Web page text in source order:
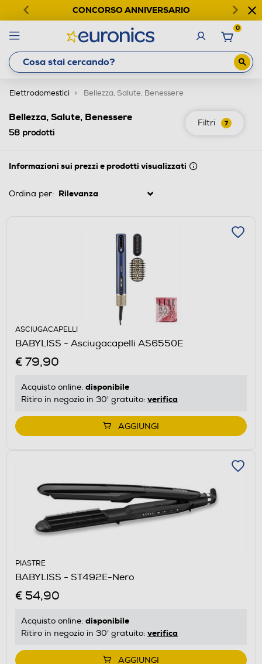
CONCORSO ANNIVERSARIO
0
Elettrodomestici Bellezza, Salute, Benessere
Filtri 7
Bellezza, Salute, Benessere
58 prodotti
Informazioni sui prezzi e prodotti visualizzati
Ordina per:
ASCIUGACAPELLI
BABYLISS - Asciugacapelli AS6550E
€ 79,90
Acquisto online: disponibile
Ritiro in negozio in 30' gratuito: verifica
AGGIUNGI
PIASTRE
BABYLISS - ST492E-Nero
€ 54,90
Acquisto online: disponibile
Ritiro in negozio in 30' gratuito: verifica
AGGIUNGI